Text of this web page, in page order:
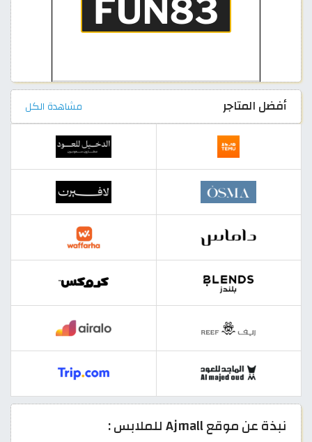
أفضل المتاجر مشاهدة الكل
نبذة عن موقع Ajmall للملابس :